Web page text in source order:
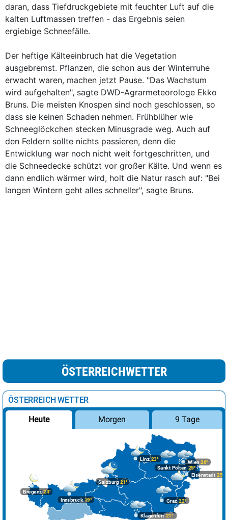
daran, dass Tiefdruckgebiete mit feuchter Luft auf die
kalten Luftmassen treffen - das Ergebnis seien
ergiebige Schneefälle.
Der heftige Kälteeinbruch hat die Vegetation
ausgebremst. Pflanzen, die schon aus der Winterruhe
erwacht waren, machen jetzt Pause. "Das Wachstum
wird aufgehalten", sagte DWD-Agrarmeteorologe Ekko
Bruns. Die meisten Knospen sind noch geschlossen, so
dass sie keinen Schaden nehmen. Frühblüher wie
Schneeglöckchen stecken Minusgrade weg. Auch auf
den Feldern sollte nichts passieren, denn die
Entwicklung war noch nicht weit fortgeschritten, und
die Schneedecke schützt vor großer Kälte. Und wenn es
dann endlich wärmer wird, holt die Natur rasch auf: "Bei
langen Wintern geht alles schneller", sagte Bruns.
ÖSTERREICHWETTER
ÖSTERREICH WETTER
Heute Morgen 9 Tage
Bregenz24°
Graz22°
Innsbruck19°
Klagenfurt 21°
Linz23°
Salzburg21°
Wien 26°
Eisenstadt 25°
Sankt Pölten 25°